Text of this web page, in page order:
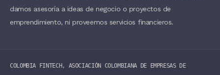
K
damos asesoría a ideas de negocio o proyectos de
emprendimiento, ni proveemos servicios financieros.
COLOMBIA FINTECH, ASOCIACIÓN COLOMBIANA DE EMPRESAS DE